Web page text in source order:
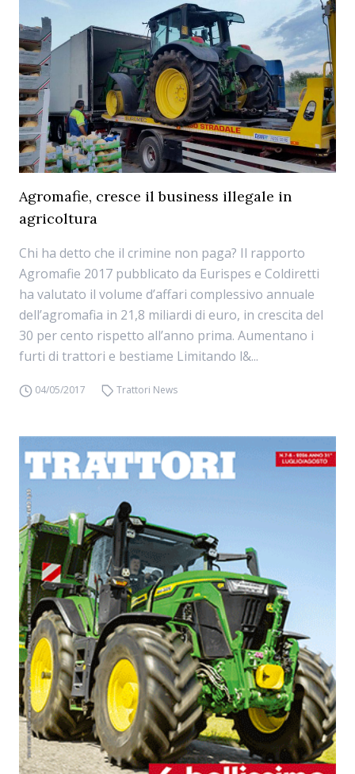
Agromafie, cresce il business illegale in
agricoltura
Chi ha detto che il crimine non paga? Il rapporto
Agromafie 2017 pubblicato da Eurispes e Coldiretti
ha valutato il volume d’affari complessivo annuale
dell’agromafia in 21,8 miliardi di euro, in crescita del
30 per cento rispetto all’anno prima. Aumentano i
furti di trattori e bestiame Limitando l&...
04/05/2017 Trattori News